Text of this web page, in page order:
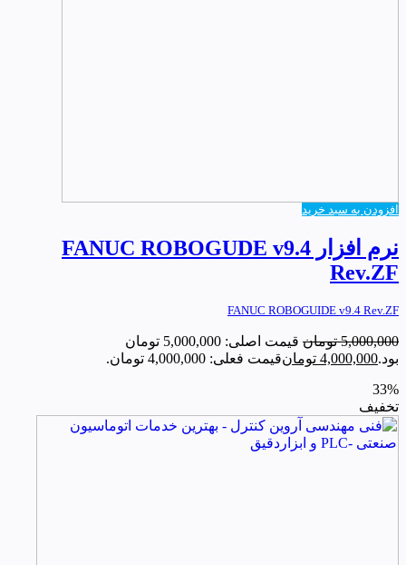
افزودن به سبد خرید
نرم افزار FANUC ROBOGUDE v9.4
Rev.ZF
FANUC ROBOGUIDE v9.4 Rev.ZF
5,000,000 تومان
قیمت اصلی: 5,000,000 تومان
بود.4,000,000 تومانقیمت فعلی: 4,000,000 تومان.
33%
تخفیف